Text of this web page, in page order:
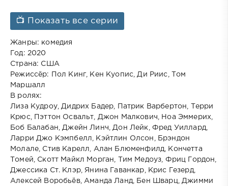
📺 Показать все серии
Жанры: комедия
Год: 2020
Страна: США
Режиссёр: Пол Кинг, Кен Куопис, Ди Риис, Том
Маршалл
В ролях:
Лиза Кудроу, Дидрих Бадер, Патрик Варбертон, Терри
Крюс, Пэттон Освальт, Джон Малкович, Ноа Эммерих,
Боб Балабан, Джейн Линч, Дон Лейк, Фред Уиллард,
Ларри Джо Кэмпбелл, Кэйтлин Олсон, Брэндон
Молале, Стив Карелл, Алан Блюменфилд, Кончетта
Томей, Скотт Майкл Морган, Тим Медоуз, Фриц Гордон,
Джессика Ст. Клэр, Янина Гаванкар, Крис Гезерд,
Алексей Воробьёв, Аманда Ланд, Бен Шварц, Джимми